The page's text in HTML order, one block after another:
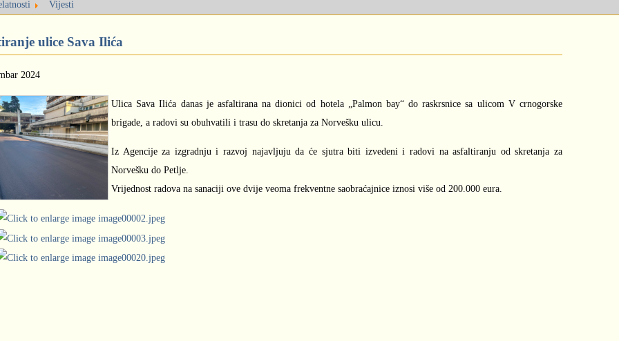
Vijesti
ulice Sava Ilića
2024
Ulica Sava Ilića danas je asfaltirana na dionici od hotela „Palmon bay“ do raskrsnice sa ulicom V crnogorske
brigade, a radovi su obuhvatili i trasu do skretanja za Norvešku ulicu.
Iz Agencije za izgradnju i razvoj najavljuju da će sjutra biti izvedeni i radovi na asfaltiranju od skretanja za
Norvešku do Petlje.
Vrijednost radova na sanaciji ove dvije veoma frekventne saobraćajnice iznosi više od 200.000 eura.